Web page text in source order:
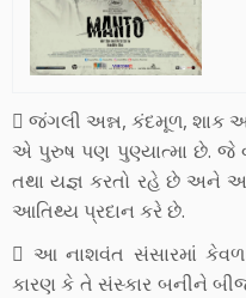
 જંગલી અન્ન, કંદમૂળ, શાક અને
એ પુરુષ પણ પુણ્યાત્મા છે. જે
તથા યજ્ઞ કરતો રહે છે અને
આતિથ્ય પ્રદાન કરે છે.
 આ નાશવંત સંસારમાં
કારણ કે તે સંસ્કાર બનીને